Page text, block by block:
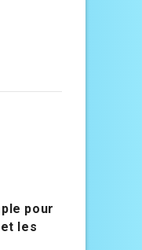
pour
les